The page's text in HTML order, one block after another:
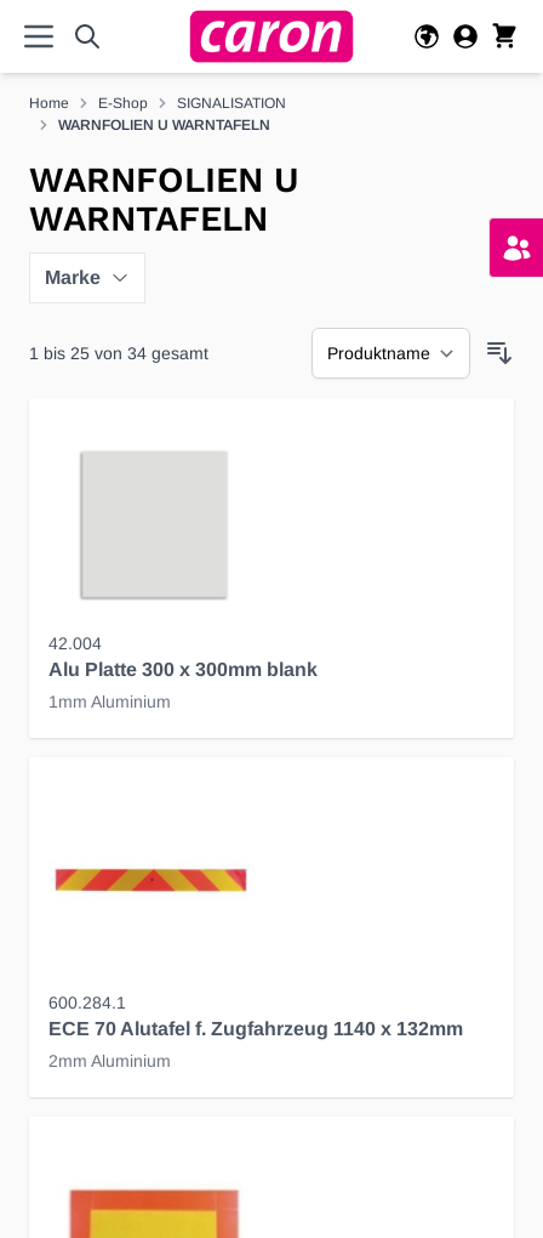
Home E-Shop
SIGNALISATION
WARNFOLIEN U WARNTAFELN
WARNFOLIEN U
WARNTAFELN
Marke
1 bis 25 von 34 gesamt
42.004
Alu Platte 300 x 300mm blank
1mm Aluminium
600.284.1
ECE 70 Alutafel f. Zugfahrzeug 1140 x 132mm
2mm Aluminium